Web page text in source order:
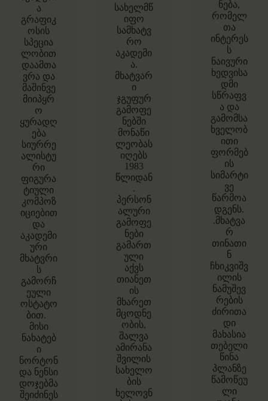
ა
გრაფიკ
ოსის
სპეცია
ლობით
დაამთა
ვრა და
მაშინვე
მიიპყრ
ო
ყურადღ
ება
სიურრე
ალისტუ
რი
ფიგურა
ტიული
კომპოზ
იციებით
და
აკადემი
ური
მხატვრი
ს
გამორჩ
ეული
ოსტატო
ბით.
მისი
ნახატებ
ი
ნორტონ
და ნენსი
დოჯებმა
შეიძინეს
სახელმწ
იფო
სამხატვ
რო
აკადემი
ა.
მხატვარ
ი
ჯგუფურ
გამოფე
ნებში
მონაწი
ლეობას
იღებს
1983
წლიდან
.
პერსონ
ალური
გამოფე
ნები
გამართ
ული
აქვს
თიანეთ
ის
მხარეთ
მცოდნე
ობის,
შალვა
ამირანა
შვილის
სახელო
ბის
ხელოვნ
ნება,
რომელ
თა
ინტერეს
ს
ნაივური
ხედვისა
დმი
სწრაფვ
ა და
გამომსა
ხველობ
ითი
ფორმებ
ის
სიმარტი
ვე
წარმოა
დგენს.
.მხატვა
რ
თინათი
ნ
ჩხიკვიშვ
ილის
ნამუშევ
რების
ძირითა
დი
მახასია
თებელი
წინა
პლანზე
წამოწეუ
ლი